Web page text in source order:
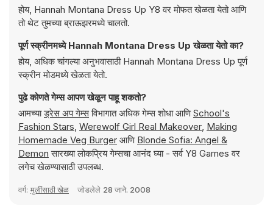
होय, Hannah Montana Dress Up Y8 वर मोफत खेळता येतो आणि
तो थेट तुमच्या ब्राऊझरमध्ये चालतो.
पूर्ण स्क्रीनमध्ये Hannah Montana Dress Up खेळता येतो का?
होय, अधिक चांगल्या अनुभवासाठी Hannah Montana Dress Up पूर्ण
स्क्रीन मोडमध्ये खेळता येतो.
पुढे कोणते गेम्स आपण खेळून पाहू शकतो?
आमच्याड्रेस अप गेम्सविभागात अधिक गेम्स शोधा आणिSchool's
Fashion Stars, Werewolf Girl Real Makeover, Making
Homemade Veg Burger आणि Blonde Sofia: Angel &
Demon सारख्या लोकप्रिय गेम्सचा आनंद घ्या - सर्व Y8 Games वर
लगेच खेळण्यासाठी उपलब्ध.
वर्ग: मुलींसाठी खेळ जोडलेले 28 जाने. 2008